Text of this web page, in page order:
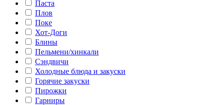
Паста
Плов
Поке
Хот-Доги
Блины
Пельмени/хинкали
Сэндвичи
Холодные блюда и закуски
Горячие закуски
Пирожки
Гарниры